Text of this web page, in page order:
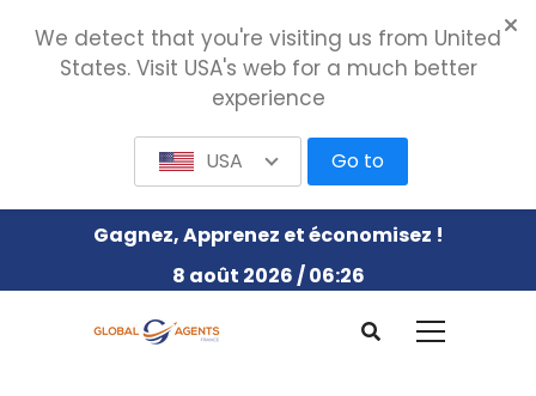
Gagnez, Apprenez et économisez !
8 août 2026 / 06:26
We detect that you're visiting us from United
States. Visit USA's web for a much better
experience
USA Go to